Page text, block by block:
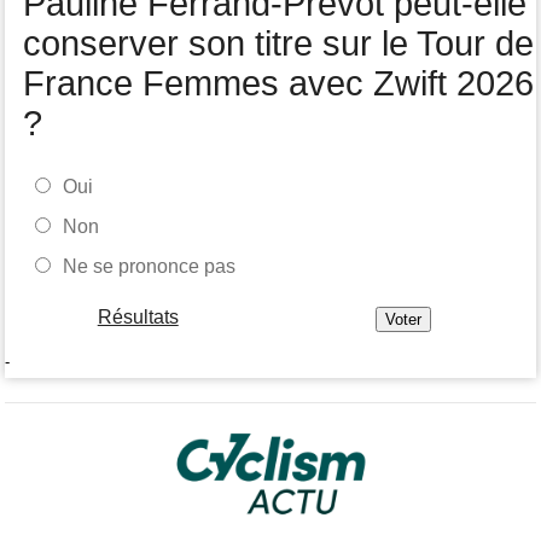
conserver son titre sur le Tour de
France Femmes avec Zwift 2026
?
Oui
Non
Ne se prononce pas
Résultats
-